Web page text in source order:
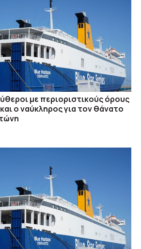
με περιοριστικούς όρους
ο ναύκληρος για τον θάνατο